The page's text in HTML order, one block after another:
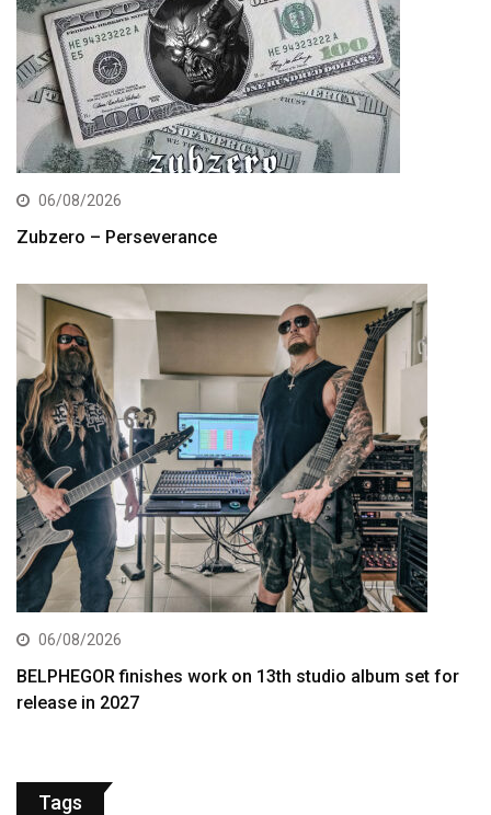
06/08/2026
Zubzero – Perseverance
06/08/2026
BELPHEGOR finishes work on 13th studio album set for
release in 2027
Tags